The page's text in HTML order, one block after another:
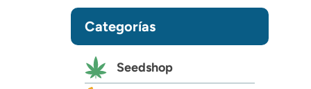
Categorías
Seedshop